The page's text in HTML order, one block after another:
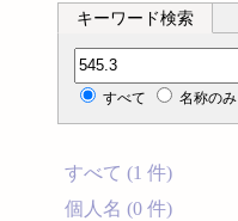
キーワード検索
分類記号検索
すべて 名称のみ
すべて (1 件)
個人名 (0 件)